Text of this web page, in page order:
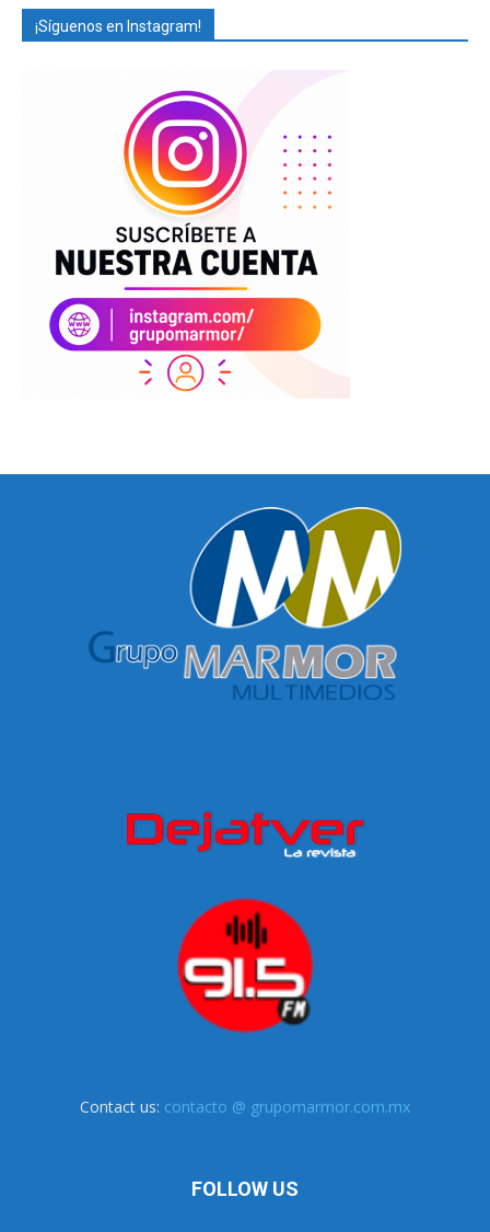
¡Síguenos en Instagram!
Contact us: contacto @ grupomarmor.com.mx
FOLLOW US